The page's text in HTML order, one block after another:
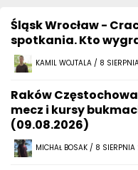
Śląsk Wrocław -
spotkania. Kto
KAMIL WOJTALA / 8
Raków
mecz i kursy
(09.08.2026)
MICHAŁ BOSAK / 8